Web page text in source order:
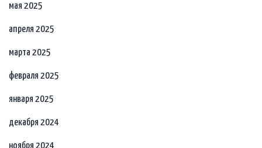
мая 2025
апреля 2025
марта 2025
февраля 2025
января 2025
декабря 2024